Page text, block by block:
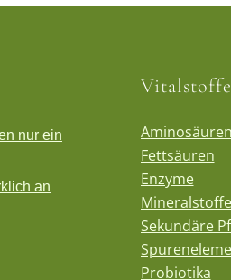
nur ein
an
Aminosäuren
Fettsäuren
Enzyme
Mineralstoffe
Sekundäre
Probiotika